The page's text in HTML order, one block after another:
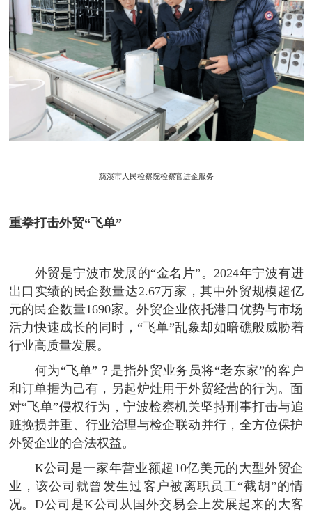
慈溪市人民检察院检察官进企服务
重拳打击外贸“飞单”
外贸是宁波市发展的“金名片”。2024年宁波有进
出口实绩的民企数量达2.67万家，其中外贸规模超亿
元的民企数量1690家。外贸企业依托港口优势与市场
活力快速成长的同时，“飞单”乱象却如暗礁般威胁着
行业高质量发展。
何为“飞单”？是指外贸业务员将“老东家”的客户
和订单据为己有，另起炉灶用于外贸经营的行为。面
对“飞单”侵权行为，宁波检察机关坚持刑事打击与追
赃挽损并重、行业治理与检企联动并行，全方位保护
外贸企业的合法权益。
K公司是一家年营业额超10亿美元的大型外贸企
业，该公司就曾发生过客户被离职员工“截胡”的情
况。D公司是K公司从国外交易会上发展起来的大客